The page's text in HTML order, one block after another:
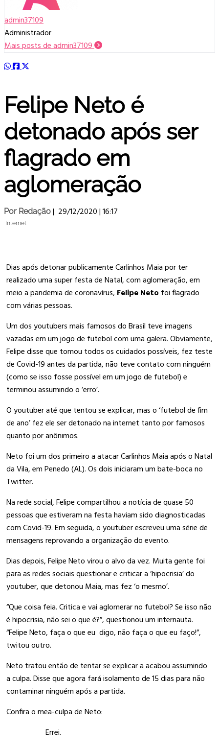
admin37109
Administrador
Mais posts de admin37109
Felipe Neto é
detonado após ser
flagrado em
aglomeração
Por Redação | 29/12/2020 | 16:17
Internet
Dias após detonar publicamente Carlinhos Maia por ter
realizado uma super festa de Natal, com aglomeração, em
meio a pandemia de coronavírus, Felipe Neto foi flagrado
com várias pessoas.
Um dos youtubers mais famosos do Brasil teve imagens
vazadas em um jogo de futebol com uma galera. Obviamente,
Felipe disse que tomou todos os cuidados possíveis, fez teste
de Covid-19 antes da partida, não teve contato com ninguém
(como se isso fosse possível em um jogo de futebol) e
terminou assumindo o ‘erro’.
O youtuber até que tentou se explicar, mas o ‘futebol de fim
de ano’ fez ele ser detonado na internet tanto por famosos
quanto por anônimos.
Neto foi um dos primeiro a atacar Carlinhos Maia após o Natal
da Vila, em Penedo (AL). Os dois iniciaram um bate-boca no
Twitter.
Na rede social, Felipe compartilhou a notícia de quase 50
pessoas que estiveram na festa haviam sido diagnosticadas
com Covid-19. Em seguida, o youtuber escreveu uma série de
mensagens reprovando a organização do evento.
Dias depois, Felipe Neto virou o alvo da vez. Muita gente foi
para as redes sociais questionar e criticar a ‘hipocrisia’ do
youtuber, que detonou Maia, mas fez ‘o mesmo’.
“Que coisa feia. Critica e vai aglomerar no futebol? Se isso não
é hipocrisia, não sei o que é?”, questionou um internauta.
“Felipe Neto, faça o que eu digo, não faça o que eu faço!”,
twitou outro.
Neto tratou então de tentar se explicar a acabou assumindo
a culpa. Disse que agora fará isolamento de 15 dias para não
contaminar ninguém após a partida.
Confira o mea-culpa de Neto:
Errei.